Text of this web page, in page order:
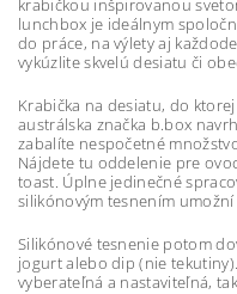
krabičkou inšpirovanou
lunchbox je ideálnym
do práce, na výlety aj
vykúzlite skvelú desiatu či
Krabička na desiatu, do
austrálska značka b.box
zabalíte nespočetné
Nájdete tu oddelenie pre
toast. Úplne jedinečné
silikónovým tesnením
Silikónové tesnenie potom
jogurt alebo dip (nie
vyberateľná a nastaviteľná,